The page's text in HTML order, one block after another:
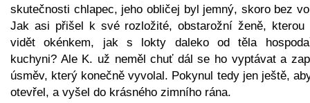
skutečnosti chlapec, jeho obličej byl jemný, skoro bez
Jak asi přišel k své rozložité, obstarožní ženě, kterou
vidět okénkem, jak s lokty daleko od těla
kuchyni? Ale K. už neměl chuť dál se ho vyptávat a
úsměv, který konečně vyvolal. Pokynul tedy jen ještě,
otevřel, a vyšel do krásného zimního rána.